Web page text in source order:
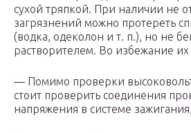
сухой тряпкой. При наличии не
загрязнений можно протереть
(водка, одеколон и т. п.), но не
растворителем. Во избежание
— Помимо проверки
стоит проверить соединения
напряжения в системе